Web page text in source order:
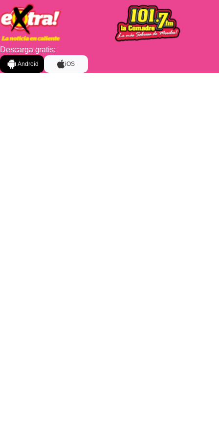
Descarga gratis:
Android iOS